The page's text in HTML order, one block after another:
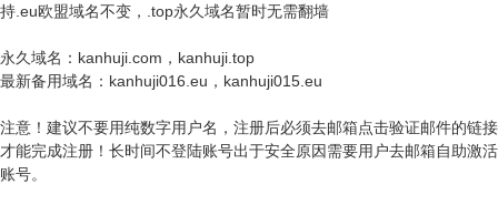
持.eu欧盟域名不变，.top永久域名暂时无需翻墙
永久域名：kanhuji.com，kanhuji.top
最新备用域名：kanhuji016.eu，kanhuji015.eu
注意！建议不要用纯数字用户名，注册后必须去邮箱点击验证邮件的链接
才能完成注册！长时间不登陆账号出于安全原因需要用户去邮箱自助激活
账号。